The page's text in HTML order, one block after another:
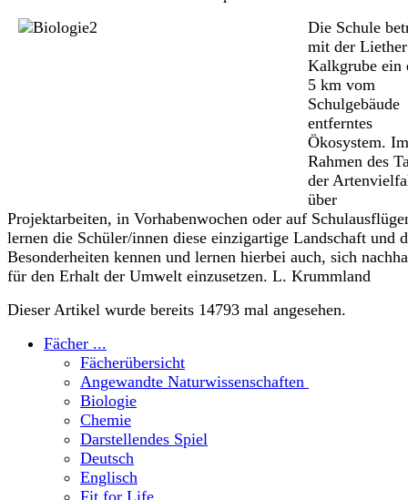
Die Schule
mit der Liether
Kalkgrube ein
5 km vom
Schulgebäude
entferntes
Ökosystem. Im
Rahmen des
der
über
Projektarbeiten, in Vorhabenwochen oder auf
lernen die Schüler/innen diese einzigartige Landschaft und
Besonderheiten kennen und lernen hierbei auch, sich
für den Erhalt der Umwelt einzusetzen. L. Krummland
Dieser Artikel wurde bereits 14793 mal angesehen.
Fächer ...
Fächerübersicht
Angewandte Naturwissenschaften
Biologie
Chemie
Darstellendes Spiel
Deutsch
Englisch
Fit for Life